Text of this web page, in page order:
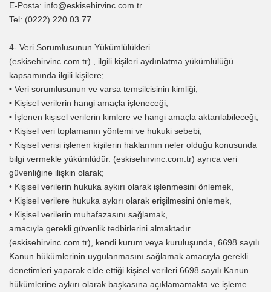
E-Posta: info@eskisehirvinc.com.tr
Tel: (0222) 220 03 77
4- Veri Sorumlusunun Yükümlülükleri
(eskisehirvinc.com.tr) , ilgili kişileri aydınlatma yükümlülüğü
kapsamında ilgili kişilere;
• Veri sorumlusunun ve varsa temsilcisinin kimliği,
• Kişisel verilerin hangi amaçla işleneceği,
• İşlenen kişisel verilerin kimlere ve hangi amaçla aktarılabileceği,
• Kişisel veri toplamanın yöntemi ve hukuki sebebi,
• Kişisel verisi işlenen kişilerin haklarının neler olduğu konusunda
bilgi vermekle yükümlüdür. (eskisehirvinc.com.tr) ayrıca veri
güvenliğine ilişkin olarak;
• Kişisel verilerin hukuka aykırı olarak işlenmesini önlemek,
• Kişisel verilere hukuka aykırı olarak erişilmesini önlemek,
• Kişisel verilerin muhafazasını sağlamak,
amacıyla gerekli güvenlik tedbirlerini almaktadır.
(eskisehirvinc.com.tr), kendi kurum veya kuruluşunda, 6698 sayılı
Kanun hükümlerinin uygulanmasını sağlamak amacıyla gerekli
denetimleri yaparak elde ettiği kişisel verileri 6698 sayılı Kanun
hükümlerine aykırı olarak başkasına açıklamamakta ve işleme